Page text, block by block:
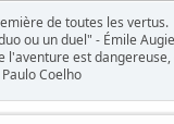
de toutes les vertus.
ou un duel" - Émile
l'aventure est
Coelho